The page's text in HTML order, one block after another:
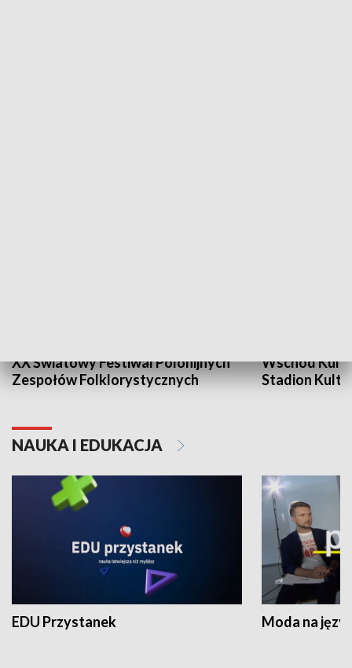
XX Światowy Festiwal Polonijnych
Zespołów Folklorystycznych
Wschód
Stadion
NAUKA I EDUKACJA
EDU Przystanek Moda na